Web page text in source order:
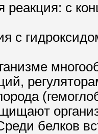
реакция: с
с
белков